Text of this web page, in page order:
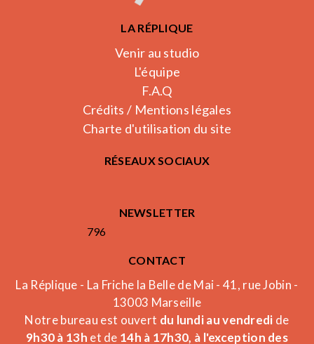
LA RÉPLIQUE
Venir au studio
L'équipe
F.A.Q
Crédits / Mentions légales
Charte d'utilisation du site
RÉSEAUX SOCIAUX
NEWSLETTER
796
CONTACT
La Réplique - La Friche la Belle de Mai - 41, rue Jobin -
13003 Marseille
Notre bureau est ouvert du lundi au vendredi de
9h30 à 13h et de 14h à 17h30, à l'exception des